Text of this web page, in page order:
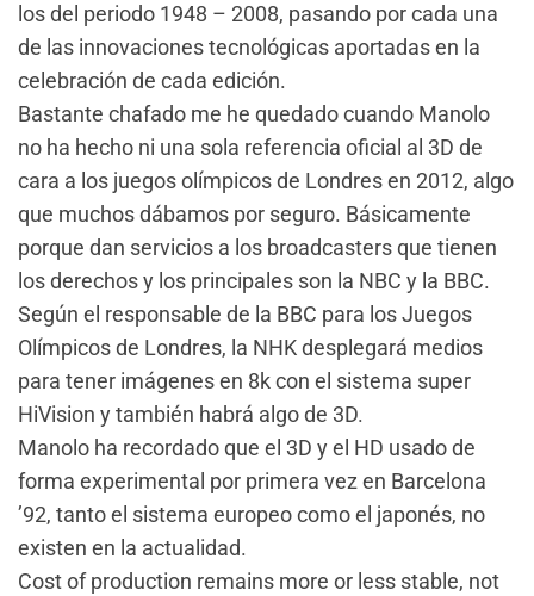
los del periodo 1948 – 2008, pasando por cada una
de las innovaciones tecnológicas aportadas en la
celebración de cada edición.
Bastante chafado me he quedado cuando Manolo
no ha hecho ni una sola referencia oficial al 3D de
cara a los juegos olímpicos de Londres en 2012, algo
que muchos dábamos por seguro. Básicamente
porque dan servicios a los broadcasters que tienen
los derechos y los principales son la NBC y la BBC.
Según el responsable de la BBC para los Juegos
Olímpicos de Londres, la NHK desplegará medios
para tener imágenes en 8k con el sistema super
HiVision y también habrá algo de 3D.
Manolo ha recordado que el 3D y el HD usado de
forma experimental por primera vez en Barcelona
’92, tanto el sistema europeo como el japonés, no
existen en la actualidad.
Cost of production remains more or less stable, not